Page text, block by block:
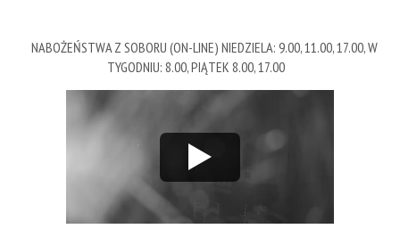
NABOŻEŃSTWA Z SOBORU (ON-LINE) NIEDZIELA: 9.00, 11.00, 17.00, W
TYGODNIU: 8.00, PIĄTEK 8.00, 17.00